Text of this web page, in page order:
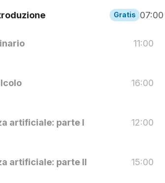
Gratis 07:00
11:00
16:00
artificiale: parte I 12:00
artificiale: parte II 15:00